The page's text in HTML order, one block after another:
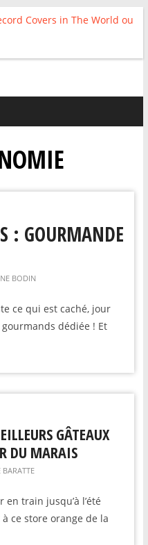
Covers in The World ou
Again : Tyler Ballgame
: Just be Good
: GOURMANDE
BODIN
ce qui est caché, jour
dédiée ! Et
GÂTEAUX
DU MARAIS
BARATTE
en train jusqu’à l’été
ce store orange de la